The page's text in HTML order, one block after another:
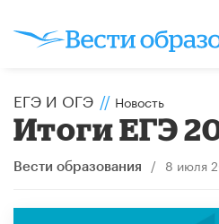
ЕГЭ И ОГЭ // Новость
Итоги ЕГЭ
Вести образования / 8 июля